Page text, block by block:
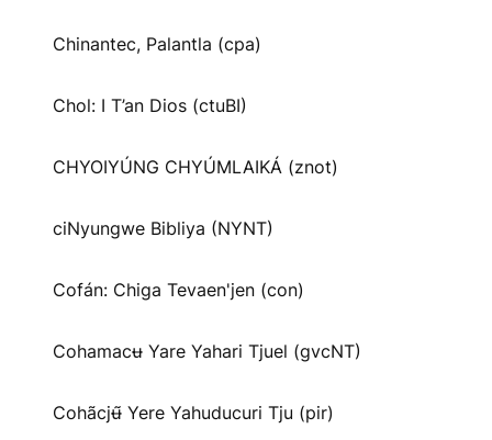
Chinantec, Palantla (cpa)
Chol: I T’an Dios (ctuBI)
CHYOIYÚNG CHYÚMLAIKÁ (znot)
ciNyungwe Bibliya (NYNT)
Cofán: Chiga Tevaen'jen (con)
Cohamacʉ Yare Yahari Tjuel (gvcNT)
Cohãcjʉ̃ Yere Yahuducuri Tju (pir)